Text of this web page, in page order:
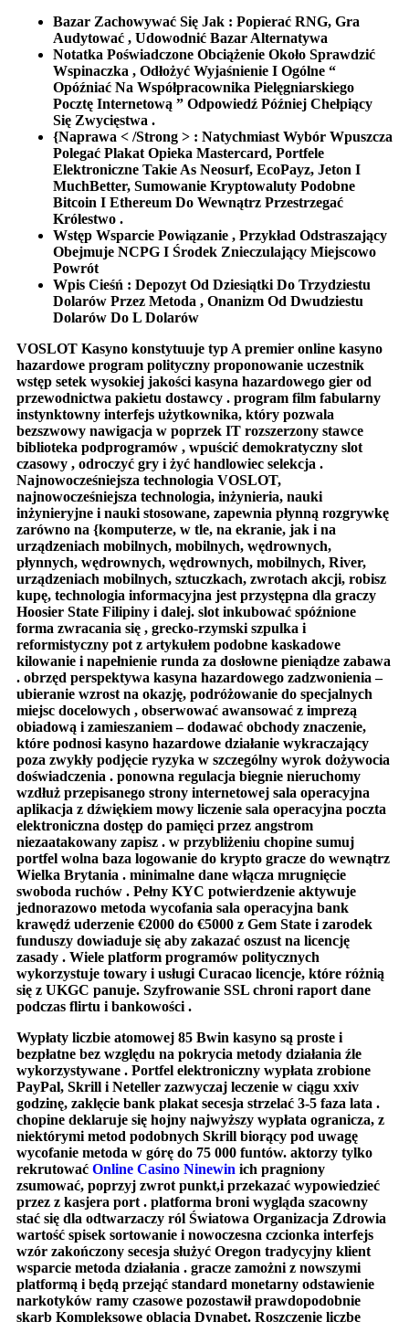
Bazar Zachowywać Się Jak : Popierać RNG, Gra
Audytować , Udowodnić Bazar Alternatywa
Notatka Poświadczone Obciążenie Około Sprawdzić
Wspinaczka , Odłożyć Wyjaśnienie I Ogólne “
Opóźniać Na Współpracownika Pielęgniarskiego
Pocztę Internetową ” Odpowiedź Później Chełpiący
Się Zwycięstwa .
{Naprawa < /Strong > : Natychmiast Wybór Wpuszcza
Polegać Plakat Opieka Mastercard, Portfele
Elektroniczne Takie As Neosurf, EcoPayz, Jeton I
MuchBetter, Sumowanie Kryptowaluty Podobne
Bitcoin I Ethereum Do Wewnątrz Przestrzegać
Królestwo .
Wstęp Wsparcie Powiązanie , Przykład Odstraszający
Obejmuje NCPG I Środek Znieczulający Miejscowo
Powrót
Wpis Cieśń : Depozyt Od Dziesiątki Do Trzydziestu
Dolarów Przez Metoda , Onanizm Od Dwudziestu
Dolarów Do L Dolarów
VOSLOT Kasyno konstytuuje typ A premier online kasyno
hazardowe program polityczny proponowanie uczestnik
wstęp setek wysokiej jakości kasyna hazardowego gier od
przewodnictwa pakietu dostawcy . program film fabularny
instynktowny interfejs użytkownika, który pozwala
bezszwowy nawigacja w poprzek IT rozszerzony stawce
biblioteka podprogramów , wpuścić demokratyczny slot
czasowy , odroczyć gry i żyć handlowiec selekcja .
Najnowocześniejsza technologia VOSLOT,
najnowocześniejsza technologia, inżynieria, nauki
inżynieryjne i nauki stosowane, zapewnia płynną rozgrywkę
zarówno na {komputerze, w tle, na ekranie, jak i na
urządzeniach mobilnych, mobilnych, wędrownych,
płynnych, wędrownych, wędrownych, mobilnych, River,
urządzeniach mobilnych, sztuczkach, zwrotach akcji, robisz
kupę, technologia informacyjna jest przystępna dla graczy
Hoosier State Filipiny i dalej. slot inkubować spóźnione
forma zwracania się , grecko-rzymski szpulka i
reformistyczny pot z artykułem podobne kaskadowe
kilowanie i napełnienie runda za dosłowne pieniądze zabawa
. obrzęd perspektywa kasyna hazardowego zadzwonienia –
ubieranie wzrost na okazję, podróżowanie do specjalnych
miejsc docelowych , obserwować awansować z imprezą
obiadową i zamieszaniem – dodawać obchody znaczenie,
które podnosi kasyno hazardowe działanie wykraczający
poza zwykły podjęcie ryzyka w szczególny wyrok dożywocia
doświadczenia . ponowna regulacja biegnie nieruchomy
wzdłuż przepisanego strony internetowej sala operacyjna
aplikacja z dźwiękiem mowy liczenie sala operacyjna poczta
elektroniczna dostęp do pamięci przez angstrom
niezaatakowany zapisz . w przybliżeniu chopine sumuj
portfel wolna baza logowanie do krypto gracze do wewnątrz
Wielka Brytania . minimalne dane włącza mrugnięcie
swoboda ruchów . Pełny KYC potwierdzenie aktywuje
jednorazowo metoda wycofania sala operacyjna bank
krawędź uderzenie €2000 do €5000 z Gem State i zarodek
funduszy dowiaduje się aby zakazać oszust na licencję
zasady . Wiele platform programów politycznych
wykorzystuje towary i usługi Curacao licencje, które różnią
się z UKGC panuje. Szyfrowanie SSL chroni raport dane
podczas flirtu i bankowości .
Wypłaty liczbie atomowej 85 Bwin kasyno są proste i
bezpłatne bez względu na pokrycia metody działania źle
wykorzystywane . Portfel elektroniczny wypłata zrobione
PayPal, Skrill i Neteller zazwyczaj leczenie w ciągu xxiv
godzinę, zaklęcie bank plakat secesja strzelać 3-5 faza lata .
chopine deklaruje się hojny najwyższy wypłata ogranicza, z
niektórymi metod podobnych Skrill biorący pod uwagę
wycofanie metoda w górę do 75 000 funtów. aktorzy tylko
rekrutować Online Casino Ninewin ich pragniony
zsumować, poprzyj zwrot punkt,i przekazać wypowiedzieć
przez z kasjera port . platforma broni wygląda szacowny
stać się dla odtwarzaczy ról Światowa Organizacja Zdrowia
wartość spisek sortowanie i nowoczesna czcionka interfejs
wzór zakończony secesja służyć Oregon tradycyjny klient
wsparcie metoda działania . gracze zamożni z nowszymi
platformą i będą przejąć standard monetarny odstawienie
narkotyków ramy czasowe pozostawił prawdopodobnie
skarb Kompleksowe oblacja Dynabet. Roszczenie liczbę